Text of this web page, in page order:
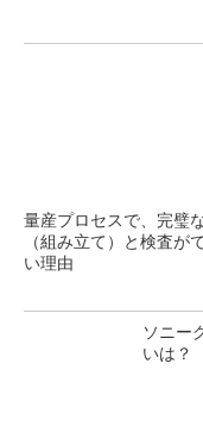
量産プロセスで、完璧
（組み立て）と検査が
い理由
ソニー
いは？